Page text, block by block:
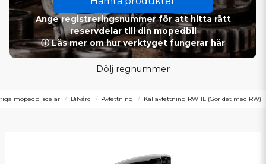
Ange registreringsnummer för att hitta rätt
reservdelar till din mopedbil
ⓘ Läs mer om hur verktyget fungerar här
Dölj regnummer
mopedbilsdelar Bilvård Avfettning Kallavfettning RW 1L (Gör det med RW)